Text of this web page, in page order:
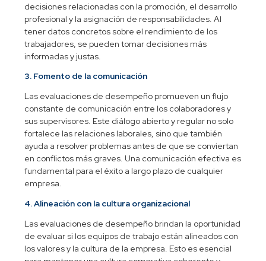
decisiones relacionadas con la promoción, el desarrollo
profesional y la asignación de responsabilidades. Al
tener datos concretos sobre el rendimiento de los
trabajadores, se pueden tomar decisiones más
informadas y justas.
3. Fomento de la comunicación
Las evaluaciones de desempeño promueven un flujo
constante de comunicación entre los colaboradores y
sus supervisores. Este diálogo abierto y regular no solo
fortalece las relaciones laborales, sino que también
ayuda a resolver problemas antes de que se conviertan
en conflictos más graves. Una comunicación efectiva es
fundamental para el éxito a largo plazo de cualquier
empresa.
4. Alineación con la cultura organizacional
Las evaluaciones de desempeño brindan la oportunidad
de evaluar si los equipos de trabajo están alineados con
los valores y la cultura de la empresa. Esto es esencial